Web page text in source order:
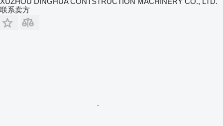
联系卖方